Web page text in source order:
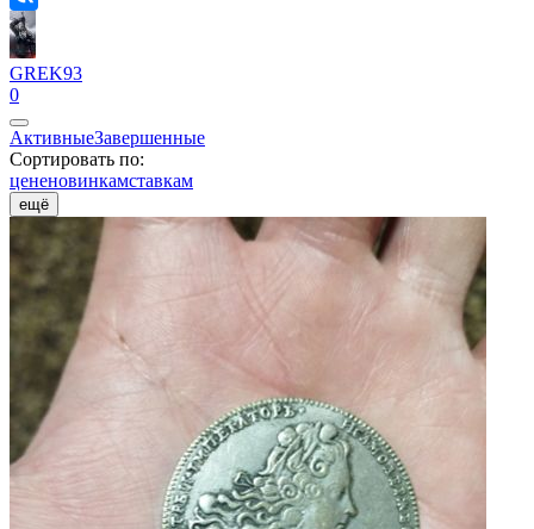
GREK93
0
АктивныеЗавершенные
Сортировать по:
цененовинкамставкам
ещё